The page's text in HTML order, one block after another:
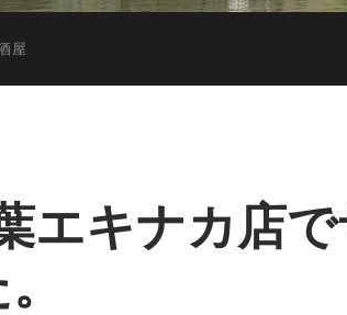
屋
エキナカ店で